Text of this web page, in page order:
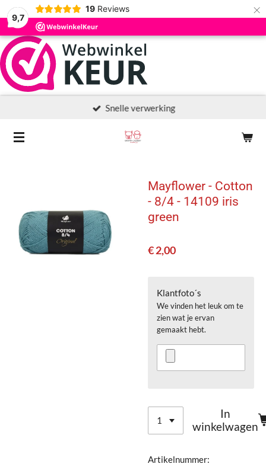
9,7
19 Reviews ×
Snelle verwerking
Mayflower - Cotton
- 8/4 - 14109 iris
green
€ 2,00
Klantfoto´s
We vinden het leuk om te
zien wat je ervan
gemaakt hebt.
In
winkelwagen
Artikelnummer: